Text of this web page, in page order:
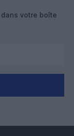
votre boîte